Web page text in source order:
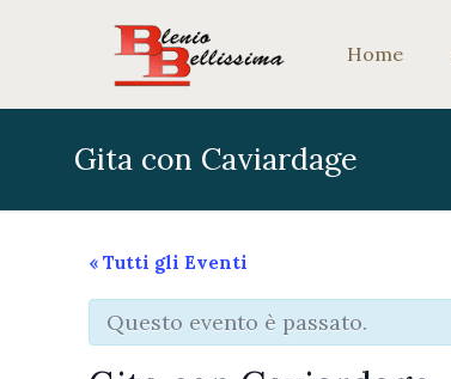
Home
Gita con Caviardage
« Tutti gli Eventi
Questo evento è passato.